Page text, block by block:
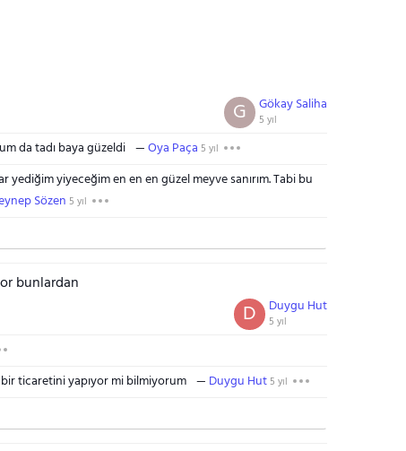
Gökay Saliha
5 yıl
G
da tadı baya güzeldi Oya Paça 5 yıl
yediğim yiyeceğim en en en güzel meyve sanırım. Tabi bu
Sözen 5 yıl
bunlardan
Duygu Hut
5 yıl
D
ticaretini yapıyor mi bilmiyorum Duygu Hut5 yıl